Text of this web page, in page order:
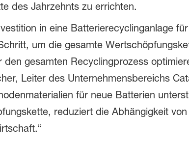
des Jahrzehnts zu errichten.
in eine Batterierecyclinganlage
um die gesamte
den gesamten Recyclingprozess
Leiter des Unternehmensbereichs
für neue Batterien
reduziert die Abhängigkeit